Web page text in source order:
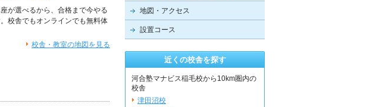
が選べるから、合格まで今やる
校舎でもオンラインでも無料体
校舎・教室の地図を見る
地図・アクセス
設置コース
近くの校舎を探す
河合塾マナビス稲毛校から10km圏内の
校舎
津田沼校